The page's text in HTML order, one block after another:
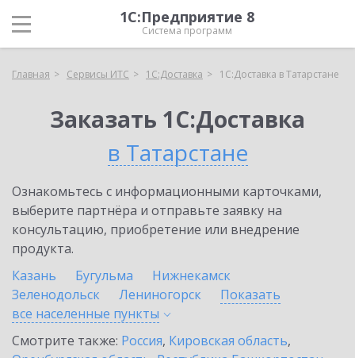
1С:Предприятие 8
Система программ
Главная Сервисы ИТС 1С:Доставка 1С:Доставка в Татарстане
Заказать 1С:Доставка
в Татарстане
Ознакомьтесь с информационными карточками,
выберите партнёра и отправьте заявку на
консультацию, приобретение или внедрение
продукта.
Казань
Бугульма
Нижнекамск
Зеленодольск
Лениногорск
Показать
все населенные пункты
Смотрите также: Россия, Кировская область,